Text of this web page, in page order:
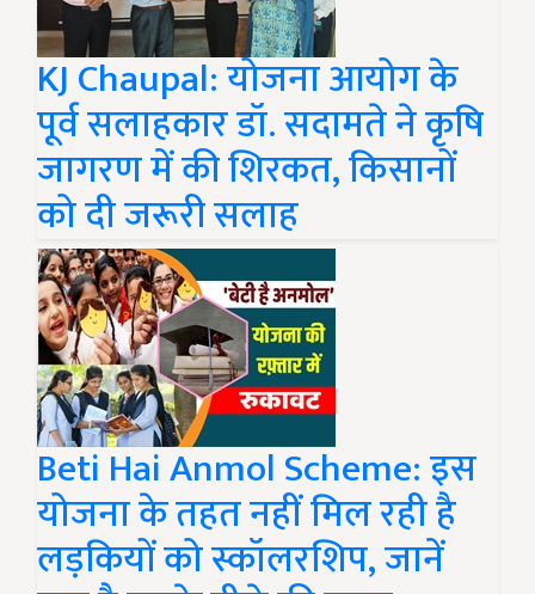
KJ Chaupal: योजना आयोग के
पूर्व सलाहकार डॉ. सदामते ने कृषि
जागरण में की शिरकत, किसानों
को दी जरूरी सलाह
Beti Hai Anmol Scheme: इस
योजना के तहत नहीं मिल रही है
लड़कियों को स्कॉलरशिप, जानें